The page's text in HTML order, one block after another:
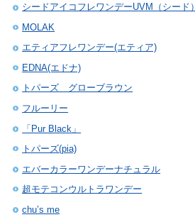
シードアイコフレワンデーUVM（シード）
MOLAK
エティアフレワンデー(エティア)
EDNA(エドナ)
トパーズ グローブラウン
フルーリー
「Pur Black」
トパーズ(pia)
エバーカラーワンデーナチュラル
超モテコンウルトラワンデー
chu’s me